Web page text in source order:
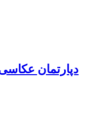
دپارتمان